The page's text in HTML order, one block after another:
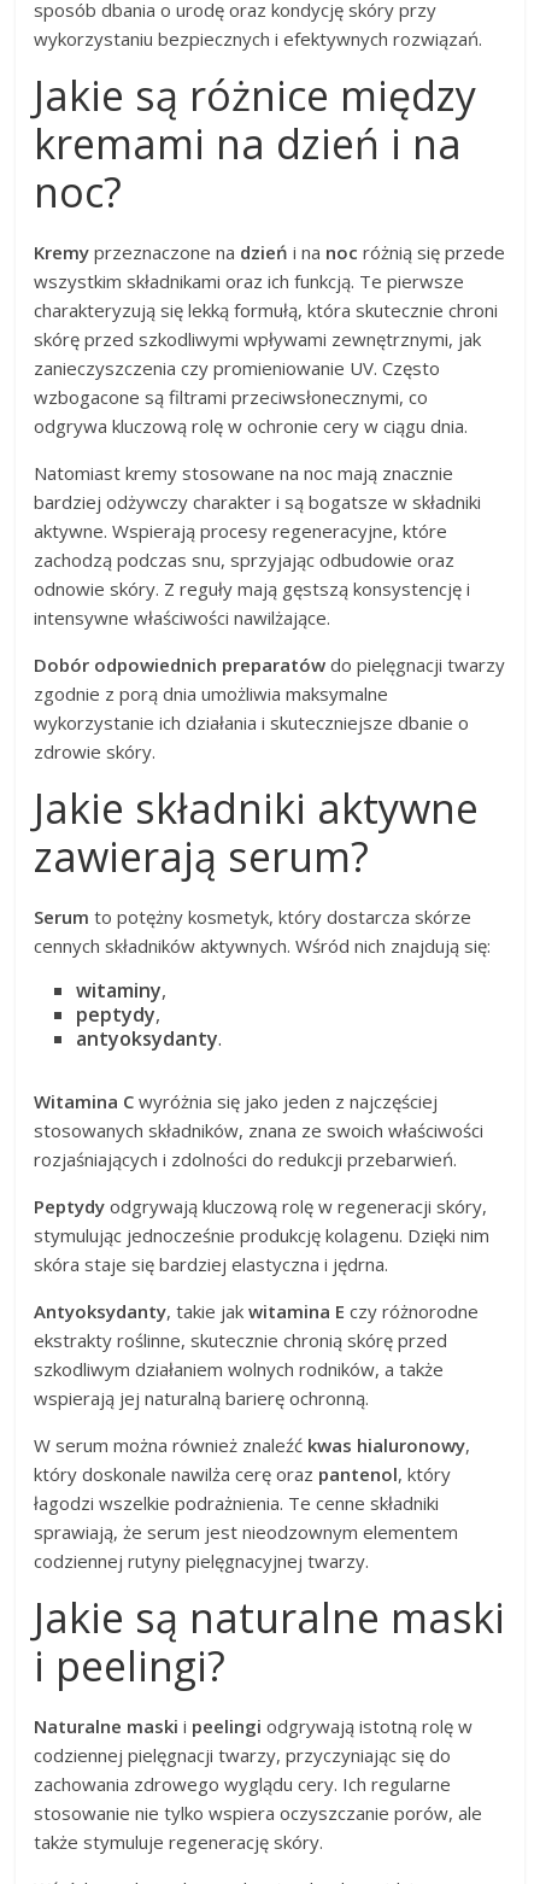
sposób dbania o urodę oraz kondycję skóry przy
wykorzystaniu bezpiecznych i efektywnych rozwiązań.
Jakie są różnice między
kremami na dzień i na
noc?
Kremy przeznaczone na dzień i na noc różnią się przede
wszystkim składnikami oraz ich funkcją. Te pierwsze
charakteryzują się lekką formułą, która skutecznie chroni
skórę przed szkodliwymi wpływami zewnętrznymi, jak
zanieczyszczenia czy promieniowanie UV. Często
wzbogacone są filtrami przeciwsłonecznymi, co
odgrywa kluczową rolę w ochronie cery w ciągu dnia.
Natomiast kremy stosowane na noc mają znacznie
bardziej odżywczy charakter i są bogatsze w składniki
aktywne. Wspierają procesy regeneracyjne, które
zachodzą podczas snu, sprzyjając odbudowie oraz
odnowie skóry. Z reguły mają gęstszą konsystencję i
intensywne właściwości nawilżające.
Dobór odpowiednich preparatów do pielęgnacji twarzy
zgodnie z porą dnia umożliwia maksymalne
wykorzystanie ich działania i skuteczniejsze dbanie o
zdrowie skóry.
Jakie składniki aktywne
zawierają serum?
Serum to potężny kosmetyk, który dostarcza skórze
cennych składników aktywnych. Wśród nich znajdują się:
witaminy,
peptydy,
antyoksydanty.
Witamina C wyróżnia się jako jeden z najczęściej
stosowanych składników, znana ze swoich właściwości
rozjaśniających i zdolności do redukcji przebarwień.
Peptydy odgrywają kluczową rolę w regeneracji skóry,
stymulując jednocześnie produkcję kolagenu. Dzięki nim
skóra staje się bardziej elastyczna i jędrna.
Antyoksydanty, takie jakwitamina E czy różnorodne
ekstrakty roślinne, skutecznie chronią skórę przed
szkodliwym działaniem wolnych rodników, a także
wspierają jej naturalną barierę ochronną.
W serum można również znaleźć kwas hialuronowy,
który doskonale nawilża cerę oraz pantenol, który
łagodzi wszelkie podrażnienia. Te cenne składniki
sprawiają, że serum jest nieodzownym elementem
codziennej rutyny pielęgnacyjnej twarzy.
Jakie są naturalne maski
i peelingi?
Naturalne maski i peelingi odgrywają istotną rolę w
codziennej pielęgnacji twarzy, przyczyniając się do
zachowania zdrowego wyglądu cery. Ich regularne
stosowanie nie tylko wspiera oczyszczanie porów, ale
także stymuluje regenerację skóry.